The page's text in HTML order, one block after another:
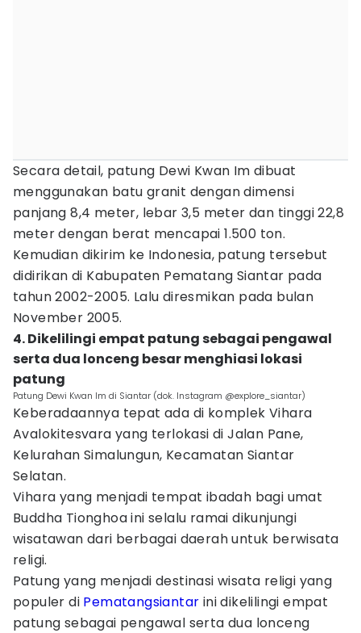
Secara detail, patung Dewi Kwan Im dibuat
menggunakan batu granit dengan dimensi
panjang 8,4 meter, lebar 3,5 meter dan tinggi 22,8
meter dengan berat mencapai 1.500 ton.
Kemudian dikirim ke Indonesia, patung tersebut
didirikan di Kabupaten Pematang Siantar pada
tahun 2002-2005. Lalu diresmikan pada bulan
November 2005.
4. Dikelilingi empat patung sebagai pengawal
serta dua lonceng besar menghiasi lokasi
patung
Patung Dewi Kwan Im di Siantar (dok. Instagram @explore_siantar)
Keberadaannya tepat ada di komplek Vihara
Avalokitesvara yang terlokasi di Jalan Pane,
Kelurahan Simalungun, Kecamatan Siantar
Selatan.
Vihara yang menjadi tempat ibadah bagi umat
Buddha Tionghoa ini selalu ramai dikunjungi
wisatawan dari berbagai daerah untuk berwisata
religi.
Patung yang menjadi destinasi wisata religi yang
populer di Pematangsiantar ini dikelilingi empat
patung sebagai pengawal serta dua lonceng